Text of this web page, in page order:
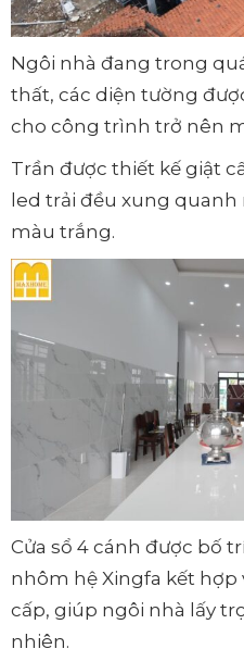
Ngôi nhà đang trong
thất, các diện tường
cho công trình trở nên
Trần được thiết kế giật
led trải đều xung
màu trắng.
Cửa sổ 4 cánh được bố
nhôm hệ Xingfa kết hợp
cấp, giúp ngôi nhà lấy
nhiên.